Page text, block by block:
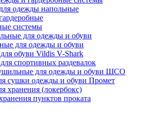
одежды напольные
системы
для одежды и обуви
обуви Vildis V-Shark
спортивных раздевалок
для одежды и обуви ШСО
сушки одежды и обуви Промет
хранения (локербокс)
пунктов проката